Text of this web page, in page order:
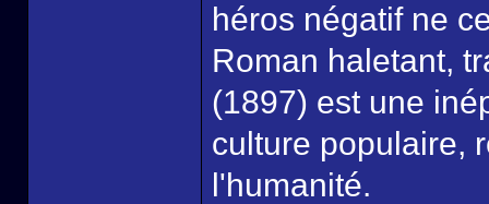
héros négatif ne
Roman haletant,
(1897) est une
culture populaire,
l'humanité.